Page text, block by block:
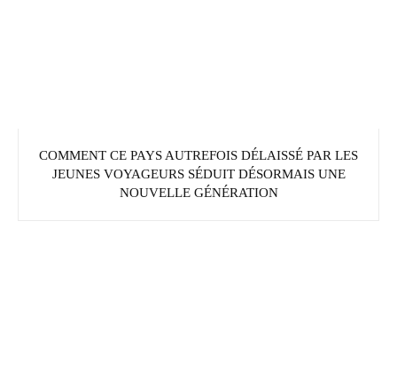
COMMENT CE PAYS AUTREFOIS DÉLAISSÉ PAR LES
JEUNES VOYAGEURS SÉDUIT DÉSORMAIS UNE
NOUVELLE GÉNÉRATION